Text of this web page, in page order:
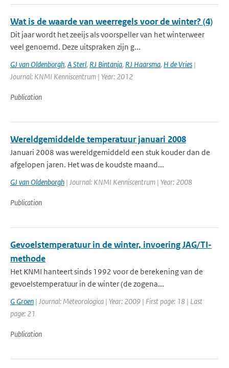
Wat is de waarde van weerregels voor de winter? (4)
Dit jaar wordt het zeeijs als voorspeller van het winterweer
veel genoemd. Deze uitspraken zijn g...
GJ van Oldenborgh, A Sterl, RJ Bintanja, RJ Haarsma, H de Vries |
Journal: KNMI Kenniscentrum | Year: 2012
Publication
Wereldgemiddelde temperatuur januari 2008
Januari 2008 was wereldgemiddeld een stuk kouder dan de
afgelopen jaren. Het was de koudste maand...
GJ van Oldenborgh | Journal: KNMI Kenniscentrum | Year: 2008
Publication
Gevoelstemperatuur in de winter, invoering JAG/TI-
methode
Het KNMI hanteert sinds 1992 voor de berekening van de
gevoelstemperatuur in de winter (de zogena...
G Groen | Journal: Meteorologica | Year: 2009 | First page: 18 | Last
page: 21
Publication